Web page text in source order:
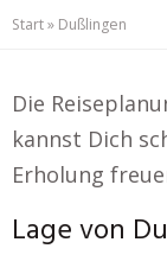
Start» Dußlingen
Die
kannst Dich
Erholung
Lage von